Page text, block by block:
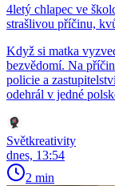
4letý chlapec ve
strašlivou příčinu,
Když si matka
bezvědomí. Na
policie a
odehrál v jedné
Světkreativity
dnes, 13:54
2 min